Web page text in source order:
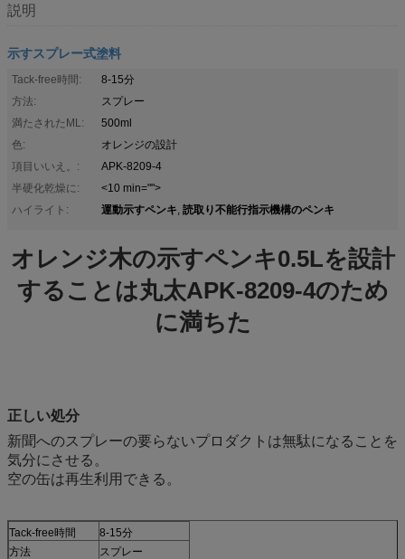
説明
示すスプレー式塗料
Tack-free時間:
8-15分
方法:
スプレー
満たされたML:
500ml
色:
オレンジの設計
項目いいえ。:
APK-8209-4
半硬化乾燥に:
<10 min="">
ハイライト:
運動示すペンキ, 読取り不能行指示機構のペンキ
オレンジ木の示すペンキ0.5Lを設計
することは丸太APK-8209-4のため
に満ちた
正しい処分
新聞へのスプレーの要らないプロダクトは無駄になることを
気分にさせる。
空の缶は再生利用できる。
Tack-free時間
8-15分
方法
スプレー